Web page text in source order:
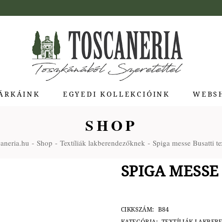
Pienza
EGYEDI KOLLEKCIÓINK
SHOP
Shop Textíliák lakberendezőknek Spiga messe Busatti
SPIGA
CIKKSZÁM:
B84